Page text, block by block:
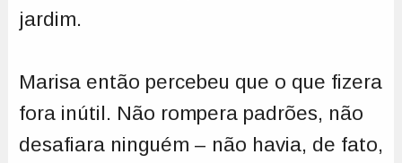
jardim.
Marisa então percebeu que o que fizera
fora inútil. Não rompera padrões, não
desafiara ninguém – não havia, de fato,